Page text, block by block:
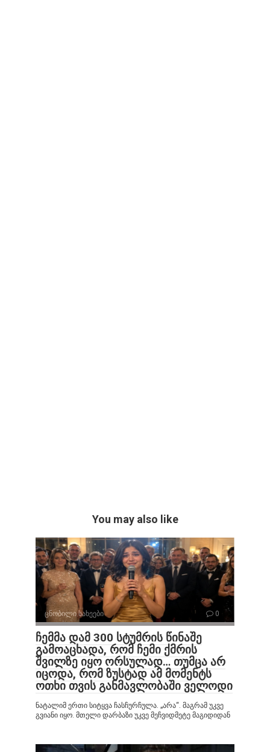
You may also like
ცნობილი სახეები 0
ჩემმა დამ 300 სტუმრის წინაშე
გამოაცხადა, რომ ჩემი ქმრის
შვილზე იყო ორსულად… თუმცა არ
იცოდა, რომ ზუსტად ამ მომენტს
ოთხი თვის განმავლობაში ველოდი
ნატალიმ ერთი სიტყვა ჩასჩურჩულა. „არა“. მაგრამ უკვე
გვიანი იყო. მთელი დარბაზი უკვე მეჩვიდმეტე მაგიდიდან